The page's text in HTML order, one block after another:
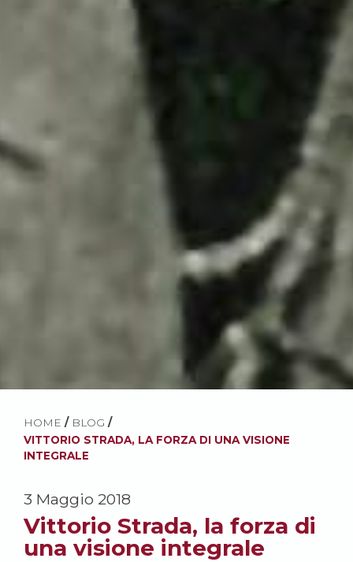
HOME / BLOG /
VITTORIO STRADA, LA FORZA DI UNA VISIONE
INTEGRALE
3 Maggio 2018
Vittorio Strada, la forza di
una visione integrale